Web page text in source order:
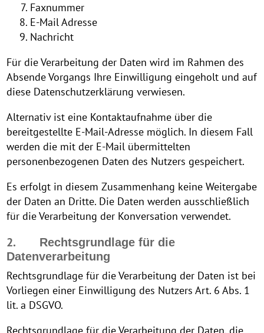
Faxnummer
E-Mail Adresse
Nachricht
Für die Verarbeitung der Daten wird im Rahmen des
Absende Vorgangs Ihre Einwilligung eingeholt und auf
diese Datenschutzerklärung verwiesen.
Alternativ ist eine Kontaktaufnahme über die
bereitgestellte E-Mail-Adresse möglich. In diesem Fall
werden die mit der E-Mail übermittelten
personenbezogenen Daten des Nutzers gespeichert.
Es erfolgt in diesem Zusammenhang keine Weitergabe
der Daten an Dritte. Die Daten werden ausschließlich
für die Verarbeitung der Konversation verwendet.
2.
Rechtsgrundlage für die
Datenverarbeitung
Rechtsgrundlage für die Verarbeitung der Daten ist bei
Vorliegen einer Einwilligung des Nutzers Art. 6 Abs. 1
lit. a DSGVO.